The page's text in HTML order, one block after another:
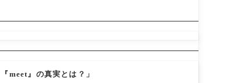
meet』の真実とは？」